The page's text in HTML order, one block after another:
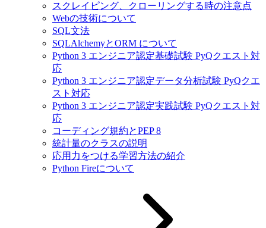
スクレイピング、クローリングする時の注意点
Webの技術について
SQL文法
SQLAlchemyとORM について
Python 3 エンジニア認定基礎試験 PyQクエスト対
応
Python 3 エンジニア認定データ分析試験 PyQクエ
スト対応
Python 3 エンジニア認定実践試験 PyQクエスト対
応
コーディング規約とPEP 8
統計量のクラスの説明
応用力をつける学習方法の紹介
Python Fireについて